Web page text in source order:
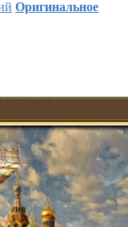
Оригинальное